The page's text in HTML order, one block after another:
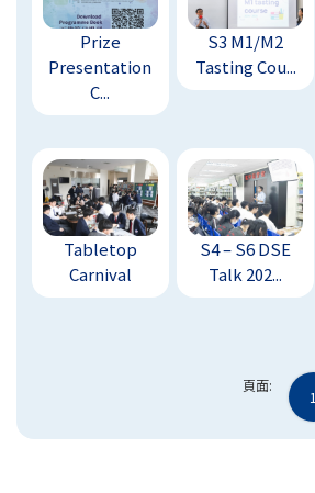
Prize
Presentation
C...
S3 M1/M2
Tasting Cou...
Tabletop
Carnival
S4 – S6 DSE
Talk 202...
頁面:
1